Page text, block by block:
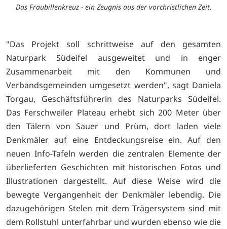
Das Fraubillenkreuz - ein Zeugnis aus der vorchristlichen Zeit.
"Das Projekt soll schrittweise auf den gesamten
Naturpark Südeifel ausgeweitet und in enger
Zusammenarbeit mit den Kommunen und
Verbandsgemeinden umgesetzt werden", sagt Daniela
Torgau, Geschäftsführerin des Naturparks Südeifel.
Das Ferschweiler Plateau erhebt sich 200 Meter über
den Tälern von Sauer und Prüm, dort laden viele
Denkmäler auf eine Entdeckungsreise ein. Auf den
neuen Info-Tafeln werden die zentralen Elemente der
überlieferten Geschichten mit historischen Fotos und
Illustrationen dargestellt. Auf diese Weise wird die
bewegte Vergangenheit der Denkmäler lebendig. Die
dazugehörigen Stelen mit dem Trägersystem sind mit
dem Rollstuhl unterfahrbar und wurden ebenso wie die